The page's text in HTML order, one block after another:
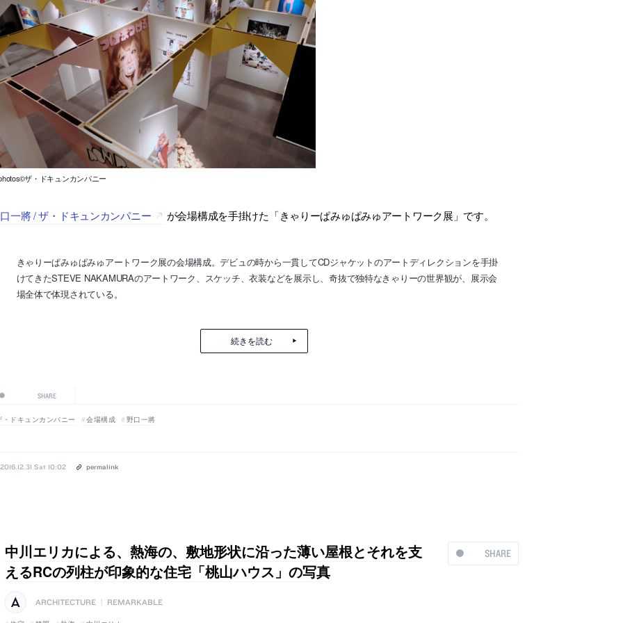
ザ・ドキュンカンパニー
一將 / ザ・ドキュンカンパニー が会場構成を手掛けた「きゃりーぱみゅぱみゅアートワーク展」です。
きゃりーぱみゅぱみゅアートワーク展の会場構成。デビュの時から一貫してCDジャケットのアートディレクションを手掛
けてきたSTEVE NAKAMURAのアートワーク、スケッチ、衣装などを展示し、奇抜で独特なきゃりーの世界観が、展示会
場全体で体現されている。
続きを読む
SHARE
・ドキュンカンパニー 会場構成 野口一將
2016.12.31 Sat 10:02 permalink
SHARE
中川エリカによる、熱海の、敷地形状に沿った薄い屋根とそれを支
えるRCの列柱が印象的な住宅「桃山ハウス」の写真
ARCHITECTURE REMARKABLE